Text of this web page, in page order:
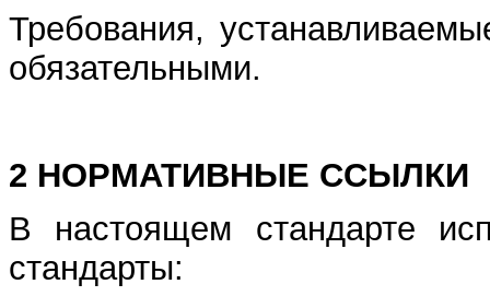
Требования,
обязательными.
2 НОРМАТИВНЫЕ ССЫЛКИ
В настоящем стандарте
стандарты: